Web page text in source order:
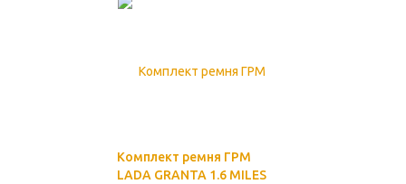
Комплект ремня ГРМ
LADA GRANTA 1.6 MILES